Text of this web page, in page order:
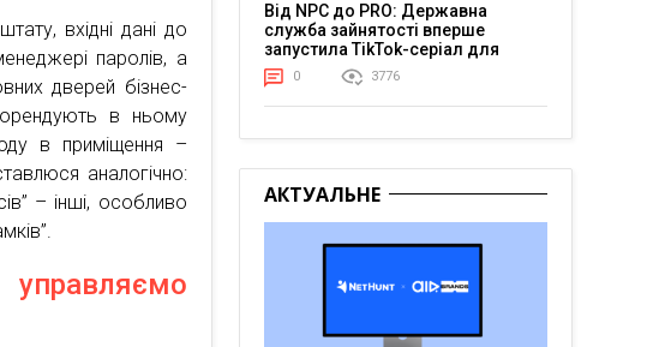
вхідні дані до
паролів, а
дверей бізнес-
орендують в ньому
в приміщення –
аналогічно:
– інші, особливо
Від NPC до PRO: Державна
служба зайнятості вперше
запустила TikTok-серіал для
молоді
0 3776
АКТУАЛЬНЕ